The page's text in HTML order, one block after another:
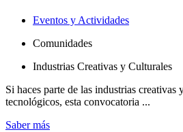
Eventos y Actividades
Comunidades
Industrias Creativas y Culturales
Si haces parte de las industrias creativas
tecnológicos, esta convocatoria ...
Saber más